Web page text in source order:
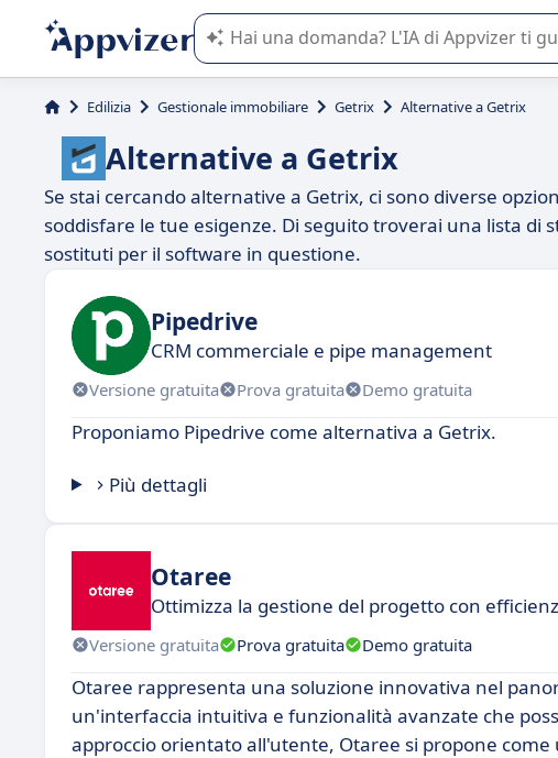
L'IA di Appvizer vi guida nell'utilizzo o nella
Edilizia Gestionale immobiliare Getrix Alternative a Getrix
Alternative a Getrix
Se stai cercando alternative a Getrix, ci sono diverse
soddisfare le tue esigenze. Di seguito troverai una lista
sostituti per il software in questione.
Pipedrive
CRM commerciale e pipe management
Versione gratuita Prova gratuita Demo gratuita
Proponiamo Pipedrive come alternativa a Getrix.
Più dettagli
Otaree
Ottimizza la gestione del progetto con
Versione gratuita Prova gratuita Demo gratuita
Otaree rappresenta una soluzione innovativa nel
un'interfaccia intuitiva e funzionalità avanzate che
approccio orientato all'utente, Otaree si propone